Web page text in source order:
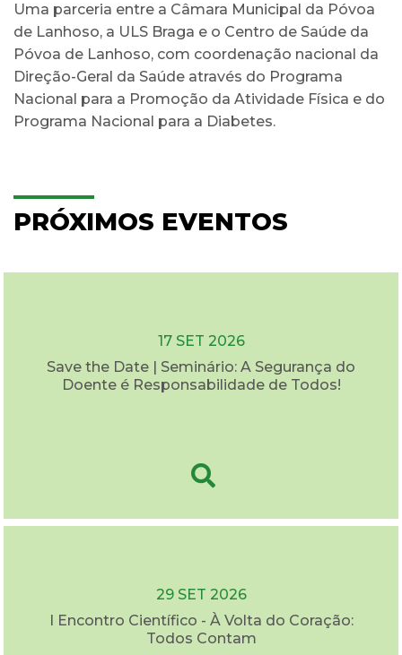
Uma parceria entre a Câmara Municipal da Póvoa
de Lanhoso, a ULS Braga e o Centro de Saúde da
Póvoa de Lanhoso, com coordenação nacional da
Direção-Geral da Saúde através do Programa
Nacional para a Promoção da Atividade Física e do
Programa Nacional para a Diabetes.
PRÓXIMOS EVENTOS
17 SET 2026
Save the Date | Seminário: A Segurança do
Doente é Responsabilidade de Todos!
29 SET 2026
I Encontro Científico - À Volta do Coração:
Todos Contam